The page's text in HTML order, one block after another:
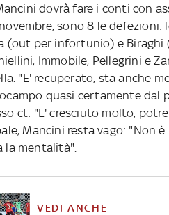
dovrà fare i conti con
sono 8 le defezioni:
(out per infortunio) e Biraghi
Immobile, Pellegrini e
"E' recuperato, sta anche
quasi certamente dal
ct: "E' cresciuto molto,
Mancini resta vago: "Non
la mentalità".
VEDI ANCHE